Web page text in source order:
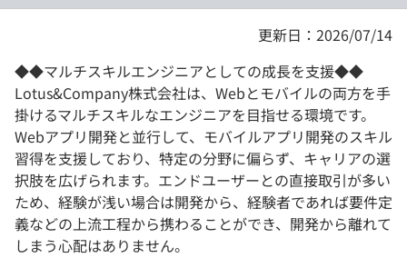
更新日：2026/07/14
◆◆マルチスキルエンジニアとしての成長を支援◆◆
Lotus&Company株式会社は、Webとモバイルの両方を手
掛けるマルチスキルなエンジニアを目指せる環境です。
Webアプリ開発と並行して、モバイルアプリ開発のスキル
習得を支援しており、特定の分野に偏らず、キャリアの選
択肢を広げられます。エンドユーザーとの直接取引が多い
ため、経験が浅い場合は開発から、経験者であれば要件定
義などの上流工程から携わることができ、開発から離れて
しまう心配はありません。